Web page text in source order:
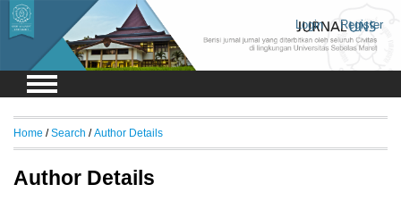
Login Register
Home /Search /Author Details
Author Details